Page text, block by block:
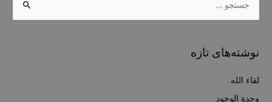
ب
نوشته‌های تازه
لقاء الله
وحدة الوجود